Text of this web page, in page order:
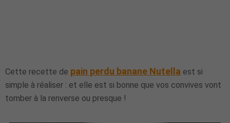
Cette recette de pain perdu banane Nutella est si
simple à réaliser : et elle est si bonne que vos convives vont
tomber à la renverse ou presque !